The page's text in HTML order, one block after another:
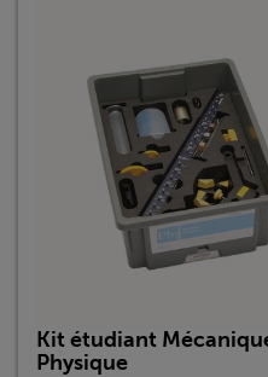
Kit étudiant
Physique